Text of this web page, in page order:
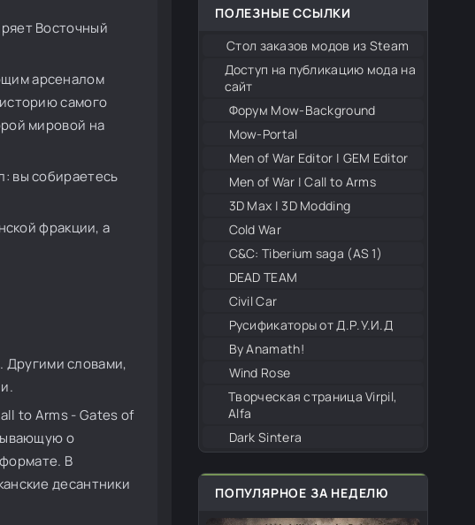
Восточный
арсеналом
самого
мировой на
вы собираетесь
фракции, а
Другими словами,
to Arms - Gates of
о
В
десантники
ПОЛЕЗНЫЕ ССЫЛКИ
Стол заказов модов из Steam
Доступ на публикацию мода на
сайт
Форум Mow-Background
Mow-Portal
Men of War Editor | GEM Editor
Men of War | Call to Arms
3D Max | 3D Modding
Cold War
С&С: Tiberium saga (AS 1)
DEAD TEAM
Civil Car
Русификаторы от Д.Р.У.И.Д
By Anamath!
Wind Rose
Творческая страница Virpil,
Alfa
Dark Sintera
ПОПУЛЯРНОЕ ЗА НЕДЕЛЮ